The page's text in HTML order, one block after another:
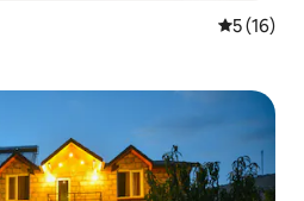
平均评分
5 (16)